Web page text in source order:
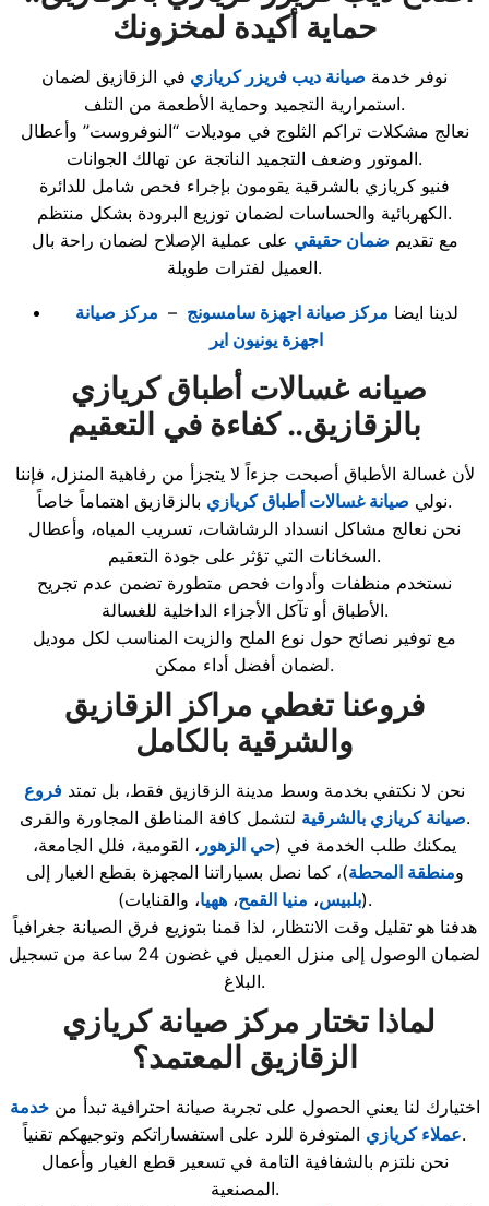
حماية أكيدة لمخزونك
نوفر خدمة صيانة ديب فريزر كريازي في الزقازيق لضمان
استمرارية التجميد وحماية الأطعمة من التلف.
نعالج مشكلات تراكم الثلوج في موديلات “النوفروست” وأعطال
الموتور وضعف التجميد الناتجة عن تهالك الجوانات.
فنيو كريازي بالشرقية يقومون بإجراء فحص شامل للدائرة
الكهربائية والحساسات لضمان توزيع البرودة بشكل منتظم.
مع تقديم ضمان حقيقي على عملية الإصلاح لضمان راحة بال
العميل لفترات طويلة.
لدينا ايضا مركز صيانة اجهزة سامسونج – مركز صيانة
اجهزة يونيون اير
بالزقازيق.. كفاءة في التعقيم
لأن غسالة الأطباق أصبحت جزءاً لا يتجزأ من رفاهية المنزل، فإننا
نولي صيانة غسالات أطباق كريازي
بالزقازيق اهتماماً خاصاً.
نحن نعالج مشاكل انسداد الرشاشات، تسريب المياه، وأعطال
السخانات التي تؤثر على جودة التعقيم.
نستخدم منظفات وأدوات فحص متطورة تضمن عدم تجريح
الأطباق أو تآكل الأجزاء الداخلية للغسالة.
مع توفير نصائح حول نوع الملح والزيت المناسب لكل موديل
لضمان أفضل أداء ممكن.
فروعنا تغطي مراكز الزقازيق
والشرقية بالكامل
نحن لا نكتفي بخدمة وسط مدينة الزقازيق فقط، بل تمتد فروع
صيانة كريازي بالشرقيةلتشمل كافة المناطق المجاورة والقرى.
يمكنك طلب الخدمة في (حي الزهور ، القومية، فلل الجامعة،
ومنطقة المحطة)، كما نصل بسياراتنا المجهزة بقطع الغيار إلى
(بلبيس، منيا القمح،ههيا
، والقنايات).
هدفنا هو تقليل وقت الانتظار، لذا قمنا بتوزيع فرق الصيانة جغرافياً
لضمان الوصول إلى منزل العميل في غضون 24 ساعة من تسجيل
البلاغ.
الزقازيق المعتمد؟
اختيارك لنا يعني الحصول على تجربة صيانة احترافية تبدأ منخدمة
عملاء كريازيالمتوفرة للرد على استفساراتكم وتوجيهكم تقنياً.
نحن نلتزم بالشفافية التامة في تسعير قطع الغيار وأعمال
المصنعية.